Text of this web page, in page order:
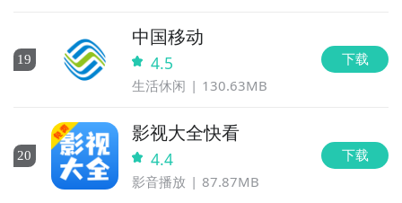
19
中国移动
4.5
生活休闲 130.63MB
下载
20
影视大全快看
4.4
影音播放 87.87MB
下载